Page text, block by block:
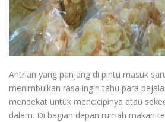
Antrian yang panjang di pintu masuk
menimbulkan rasa ingin tahu para
mendekat untuk mencicipinya atau
dalam. Di bagian depan rumah makan